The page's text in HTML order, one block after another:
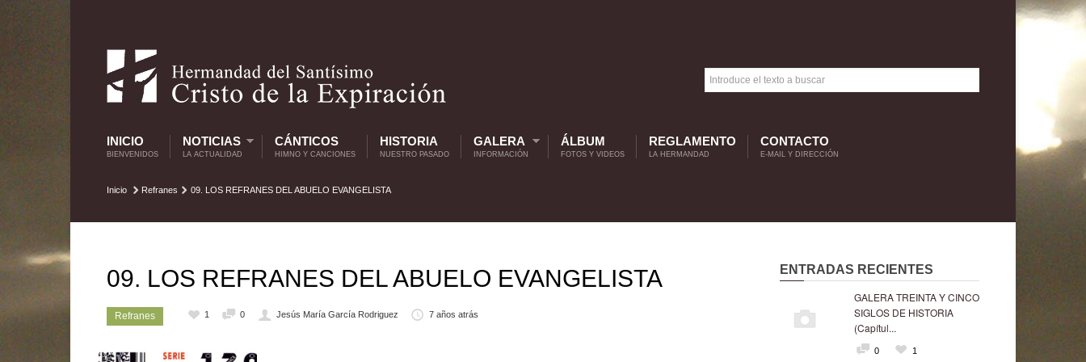
INICIO
BIENVENIDOS
NOTICIAS
LA ACTUALIDAD
CÁNTICOS
HIMNO Y CANCIONES
HISTORIA
NUESTRO PASADO
GALERA
INFORMACIÓN
ÁLBUM
FOTOS Y VIDEOS
REGLAMENTO
LA HERMANDAD
CONTACTO
E-MAIL Y DIRECCIÓN
Inicio Refranes 09. LOS REFRANES DEL ABUELO EVANGELISTA
09. LOS REFRANES DEL ABUELO EVANGELISTA
Refranes 1 0 Jesús María García Rodriguez 7 años atrás
ENTRADAS RECIENTES
GALERA TREINTA Y CINCO
SIGLOS DE HISTORIA
(Capítul...
0 1